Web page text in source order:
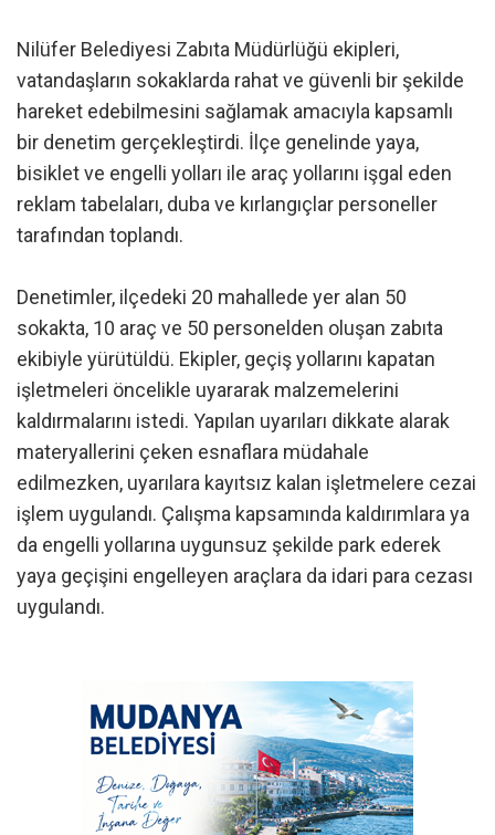
Nilüfer Belediyesi Zabıta Müdürlüğü ekipleri,
vatandaşların sokaklarda rahat ve güvenli bir şekilde
hareket edebilmesini sağlamak amacıyla kapsamlı
bir denetim gerçekleştirdi. İlçe genelinde yaya,
bisiklet ve engelli yolları ile araç yollarını işgal eden
reklam tabelaları, duba ve kırlangıçlar personeller
tarafından toplandı.
Denetimler, ilçedeki 20 mahallede yer alan 50
sokakta, 10 araç ve 50 personelden oluşan zabıta
ekibiyle yürütüldü. Ekipler, geçiş yollarını kapatan
işletmeleri öncelikle uyararak malzemelerini
kaldırmalarını istedi. Yapılan uyarıları dikkate alarak
materyallerini çeken esnaflara müdahale
edilmezken, uyarılara kayıtsız kalan işletmelere cezai
işlem uygulandı. Çalışma kapsamında kaldırımlara ya
da engelli yollarına uygunsuz şekilde park ederek
yaya geçişini engelleyen araçlara da idari para cezası
uygulandı.